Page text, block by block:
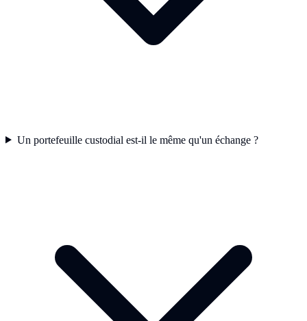
Un portefeuille custodial est-il le même qu'un échange ?